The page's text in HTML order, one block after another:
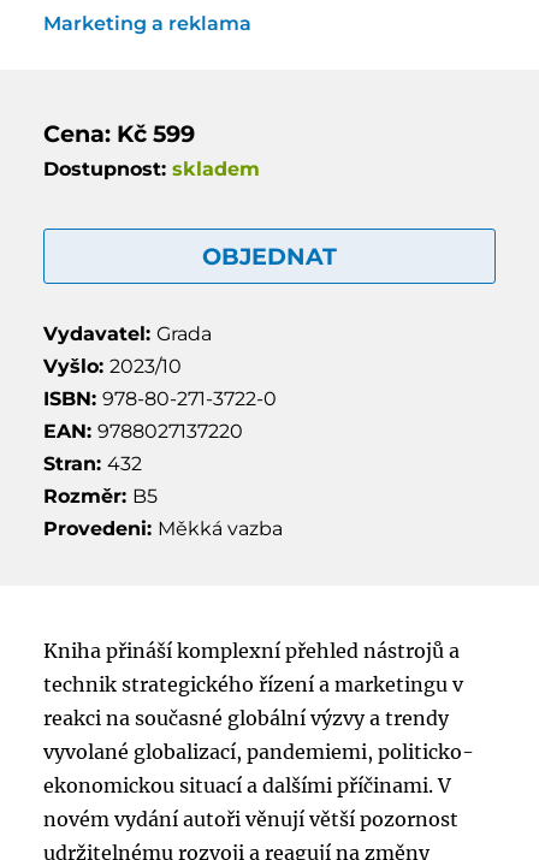
Marketing a reklama
Cena: Kč 599
Dostupnost: skladem
OBJEDNAT
Vydavatel: Grada
Vyšlo: 2023/10
ISBN: 978-80-271-3722-0
EAN: 9788027137220
Stran: 432
Rozměr: B5
Provedeni: Měkká vazba
Kniha přináší komplexní přehled nástrojů a
technik strategického řízení a marketingu v
reakci na současné globální výzvy a trendy
vyvolané globalizací, pandemiemi, politicko-
ekonomickou situací a dalšími příčinami. V
novém vydání autoři věnují větší pozornost
udržitelnému rozvoji a reagují na změny